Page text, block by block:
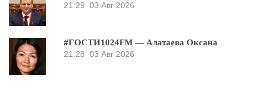
21:29 03 Авг 2026
#ГОСТИ1024FM — Алатаева Оксана
21:28 03 Авг 2026